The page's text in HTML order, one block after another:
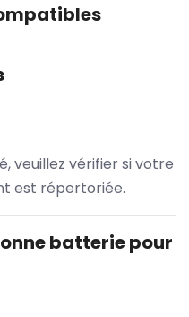
veuillez vérifier si votre
est répertoriée.
batterie pour